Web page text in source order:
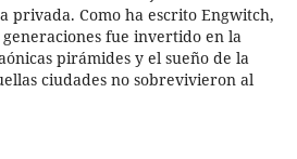
privada. Como ha escrito Engwitch,
fue invertido en la
pirámides y el sueño de la
ciudades no sobrevivieron al